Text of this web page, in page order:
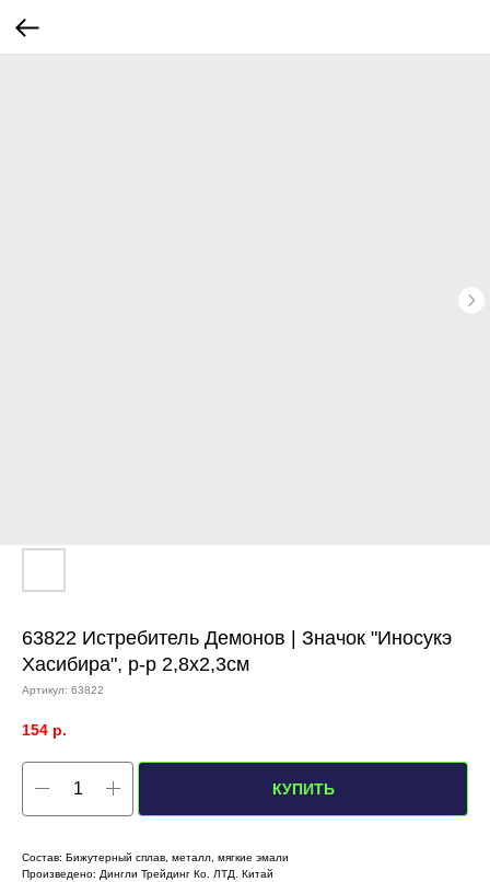
63822 Истребитель Демонов | Значок "Иносукэ
Хасибира", р-р 2,8х2,3см
Артикул: 63822
154 р.
КУПИТЬ
Состав: Бижутерный сплав, металл, мягкие эмали
Произведено: Дингли Трейдинг Ко. ЛТД. Китай